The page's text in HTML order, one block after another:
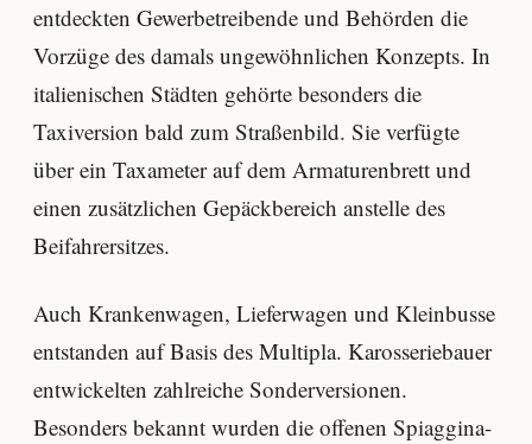
entdeckten Gewerbetreibende und Behörden die
Vorzüge des damals ungewöhnlichen Konzepts. In
italienischen Städten gehörte besonders die
Taxiversion bald zum Straßenbild. Sie verfügte
über ein Taxameter auf dem Armaturenbrett und
einen zusätzlichen Gepäckbereich anstelle des
Beifahrersitzes.
Auch Krankenwagen, Lieferwagen und Kleinbusse
entstanden auf Basis des Multipla. Karosseriebauer
entwickelten zahlreiche Sonderversionen.
Besonders bekannt wurden die offenen Spiaggina-